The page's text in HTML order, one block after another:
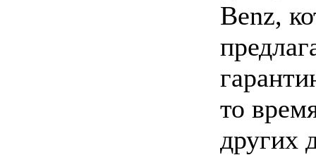
Benz,
то
других